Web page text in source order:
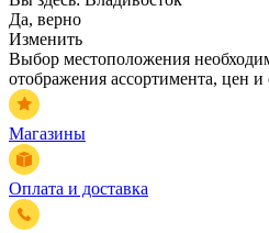
Да, верно
Изменить
Выбор местоположения
отображения ассортимента, цен и
Магазины
Оплата и доставка